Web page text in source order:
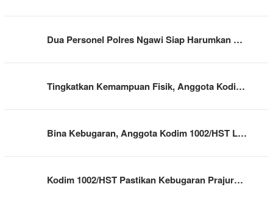
Dua Personel Polres Ngawi Siap Harumkan …
Tingkatkan Kemampuan Fisik, Anggota Kodi…
Bina Kebugaran, Anggota Kodim 1002/HST L…
Kodim 1002/HST Pastikan Kebugaran Prajur…